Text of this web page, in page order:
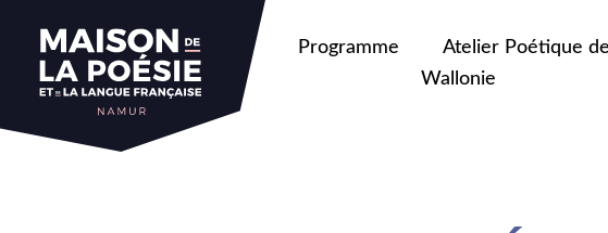
Programme
Atelier Poétique de
Wallonie